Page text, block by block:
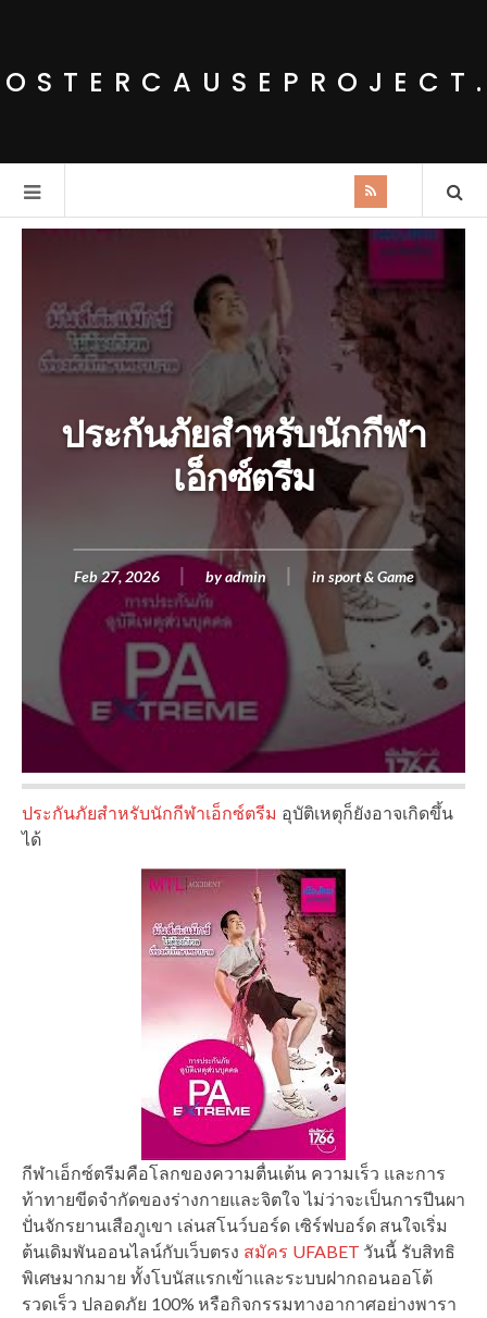
ประกันภัยสำหรับนักกีฬา
เอ็กซ์ตรีม
Feb 27, 2026 by admin in sport & Game
ประกันภัยสำหรับนักกีฬาเอ็กซ์ตรีม อุบัติเหตุก็ยังอาจเกิดขึ้น
ได้
กีฬาเอ็กซ์ตรีมคือโลกของความตื่นเต้น ความเร็ว และการ
ท้าทายขีดจำกัดของร่างกายและจิตใจ ไม่ว่าจะเป็นการปีนผา
ปั่นจักรยานเสือภูเขา เล่นสโนว์บอร์ด เซิร์ฟบอร์ด สนใจเริ่ม
ต้นเดิมพันออนไลน์กับเว็บตรง สมัคร UFABET วันนี้ รับสิทธิ
พิเศษมากมาย ทั้งโบนัสแรกเข้าและระบบฝากถอนออโต้
รวดเร็ว ปลอดภัย 100% หรือกิจกรรมทางอากาศอย่างพารา